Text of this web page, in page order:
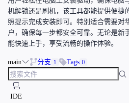
机解锁还是刷机，该工具都能提供便捷
照提示完成安装即可。特别适合需要对
户，确保每一步都安全可靠。无论是新
能快速上手，享受流畅的操作体验。
main 分支 1 Tags 0
IDE